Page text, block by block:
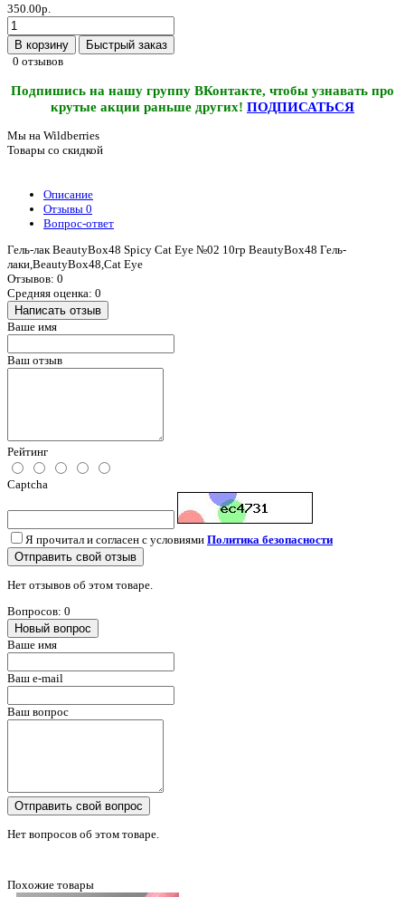
350.00р.
В корзину
Быстрый заказ
0 отзывов
Подпишись на нашу группу ВКонтакте, чтобы узнавать про
крутые акции раньше других! ПОДПИСАТЬСЯ
Мы на Wildberries
Товары со скидкой
Описание
Отзывы 0
Вопрос-ответ
Гель-лак BeautyBox48 Spicy Cat Eye №02 10гр BeautyBox48 Гель-
лаки,BeautyBox48,Cat Eye
Отзывов: 0
Средняя оценка: 0
Написать отзыв
Ваше имя
Ваш отзыв
Рейтинг
Captcha
Я прочитал и согласен с условиями Политика безопасности
Отправить свой отзыв
Нет отзывов об этом товаре.
Вопросов: 0
Новый вопрос
Ваше имя
Ваш e-mail
Ваш вопрос
Отправить свой вопрос
Нет вопросов об этом товаре.
Похожие товары